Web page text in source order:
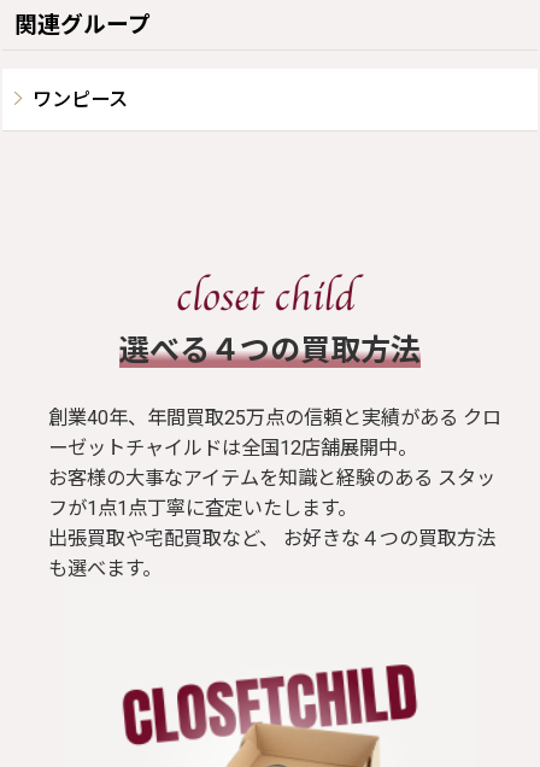
関連グループ
ワンピース
​選べる４つの買取方法
創業40年、年間買取25万点の信頼と実績がある クロ
ーゼットチャイルドは全国12店舗展開中。
お客様の大事なアイテムを知識と経験のある スタッ
フが1点1点丁寧に査定いたします。
出張買取や宅配買取など、 お好きな４つの買取方法
も選べます。